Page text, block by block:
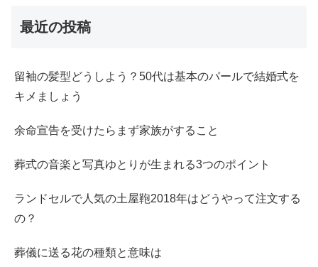
最近の投稿
留袖の髪型どうしよう？50代は基本のパールで結婚式を
キメましょう
余命宣告を受けたらまず家族がすること
葬式の音楽と写真ゆとりが生まれる3つのポイント
ランドセルで人気の土屋鞄2018年はどうやって注文する
の？
葬儀に送る花の種類と意味は